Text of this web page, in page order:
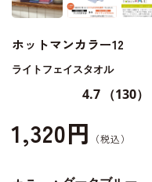
ホットマンカラー12
ライトフェイスタオル
4.7 （130）
1,320円